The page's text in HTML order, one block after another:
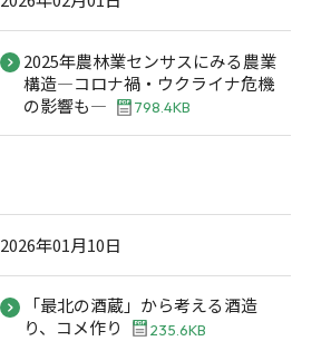
2025年農林業センサスにみる農業
構造―コロナ禍・ウクライナ危機
の影響も―
798.4KB
2026年01月10日
「最北の酒蔵」から考える酒造
り、コメ作り
235.6KB